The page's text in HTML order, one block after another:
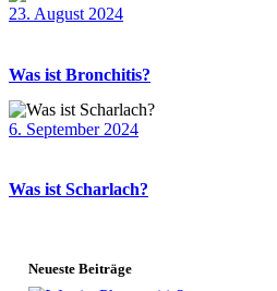
23. August 2024
Was ist Bronchitis?
6. September 2024
Was ist Scharlach?
Neueste Beiträge